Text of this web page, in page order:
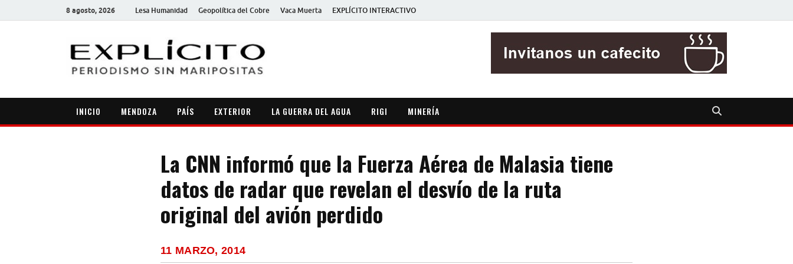
8 agosto, 2026 Lesa Humanidad Geopolítica del Cobre Vaca Muerta EXPLÍCITO INTERACTIVO
INICIO MENDOZA PAÍS EXTERIOR LA GUERRA DEL AGUA RIGI MINERÍA
La CNN informó que la Fuerza Aérea de Malasia tiene
datos de radar que revelan el desvío de la ruta
original del avión perdido
11 MARZO, 2014